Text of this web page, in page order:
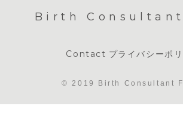
Birth Consultant
Contact プライバシーポ
© 2019 Birth Consultant